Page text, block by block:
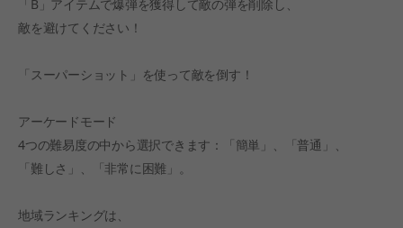
「B」アイテムで爆弾を獲得して敵の弾を削除し、
敵を避けてください！
「スーパーショット」を使って敵を倒す！
アーケードモード
4つの難易度の中から選択できます：「簡単」、「普通」、
「難しさ」、「非常に困難」。
地域ランキングは、